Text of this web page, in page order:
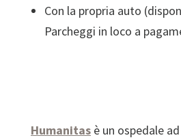
Con la propria auto
Parcheggi in loco a
Humanitas è un ospedale